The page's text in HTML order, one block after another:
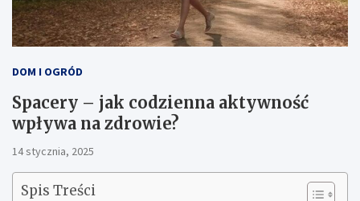
DOM I OGRÓD
Spacery – jak codzienna aktywność
wpływa na zdrowie?
14 stycznia, 2025
Spis Treści